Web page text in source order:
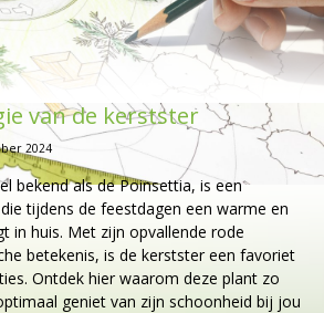
van de kerstster
2024
bekend als de Poinsettia, is een
tijdens de feestdagen een warme en
in huis. Met zijn opvallende rode
betekenis, is de kerstster een favoriet
Ontdek hier waarom deze plant zo
geniet van zijn schoonheid bij jou